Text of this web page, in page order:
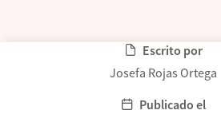
Escrito por
Josefa Rojas Ortega
Publicado el